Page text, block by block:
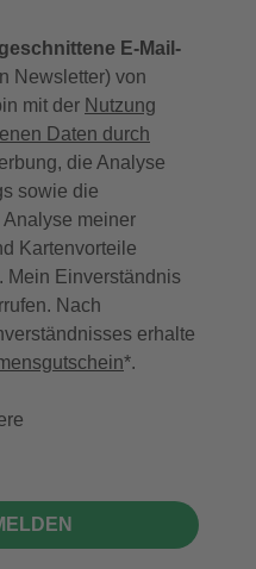
E-Mail-
Newsletter) von
mit der Nutzung
Daten durch
die Analyse
sowie die
meiner
Kartenvorteile
Mein Einverständnis
Nach
erhalte
*.